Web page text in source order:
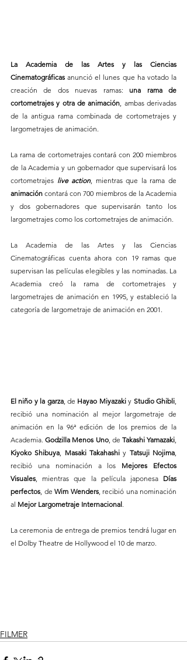
La Academia de las Artes y las Ciencias
Cinematográficas anunció el lunes que ha votado la
creación de dos nuevas ramas: una rama de
cortometrajes y otra de animación , ambas derivadas
de la antigua rama combinada de cortometrajes y
largometrajes de animación.
La rama de cortometrajes contará con 200 miembros
de la Academia y un gobernador que supervisará los
cortometrajes live action
animación contará con 700 miembros de la Academia
y dos gobernadores que supervisarán tanto los
largometrajes como los cortometrajes de animación.
La Academia de las Artes y las Ciencias
Cinematográficas cuenta ahora con 19 ramas que
supervisan las películas elegibles y las nominadas. La
Academia creó la rama de cortometrajes y
largometrajes de animación en 1995, y estableció la
categoría de largometraje de animación en 2001.
El niño y la garza, de Hayao Miyazaki y Studio Ghibli
recibió una nominación al mejor largometraje de
animación en la 96ª edición de los premios de la
Academia. Godzilla Menos Uno, de Takashi Yamazaki
Kiyoko Shibuya
Masaki Takahashi y Tatsuji Nojima
recibió una nominación a los Mejores Efectos
Visuales , mientras que la película japonesa Días
perfectos , de Wim Wenders, recibió una nominación
al Mejor Largometraje Internacional
La ceremonia de entrega de premios tendrá lugar en
el Dolby Theatre de Hollywood el 10 de marzo.
FILMER